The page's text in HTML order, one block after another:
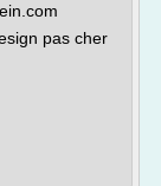
pas cher